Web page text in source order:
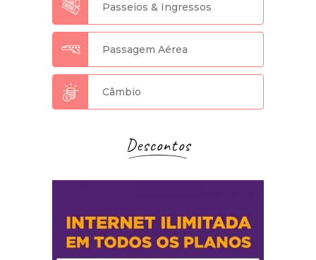
Passeios & Ingressos
Passagem Aérea
Câmbio
Descontos